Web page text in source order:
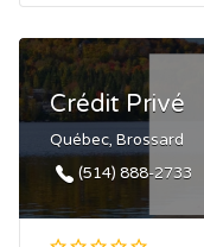
Crédit Privé
Québec, Brossard
(514) 888-2733